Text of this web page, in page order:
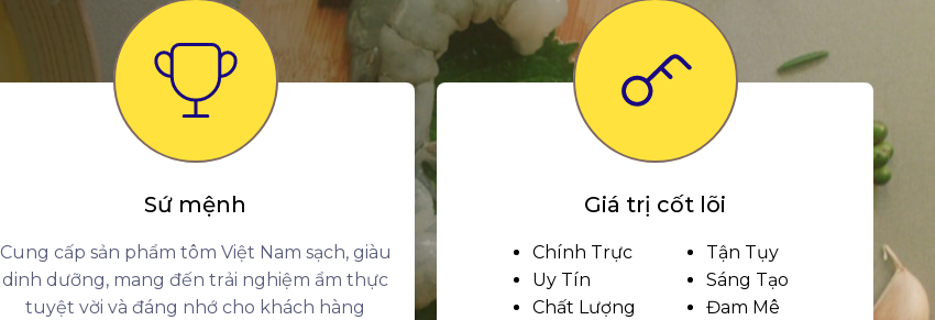
Sứ mệnh
Cung cấp sản phẩm tôm Việt Nam sạch, giàu
dinh dưỡng, mang đến trải nghiệm ẩm thực
tuyệt vời và đáng nhớ cho khách hàng
Giá trị cốt lõi
Chính Trực
Uy Tín
Chất Lượng
Tận Tụy
Sáng Tạo
Đam Mê